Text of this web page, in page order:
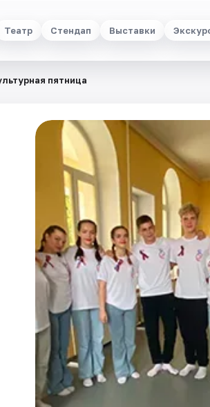
Театр Стендап Выставки
пятница